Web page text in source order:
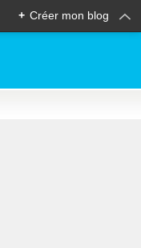
+ Créer mon blog